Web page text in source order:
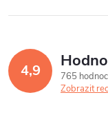
p
r 4,9
765
Zobrazit